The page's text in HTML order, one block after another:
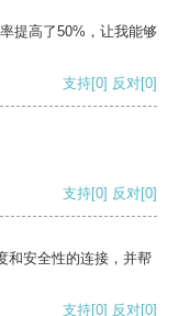
提高了50%，让我能够
支持[0] 反对[0]
支持[0] 反对[0]
和安全性的连接，并帮
支持[0] 反对[0]